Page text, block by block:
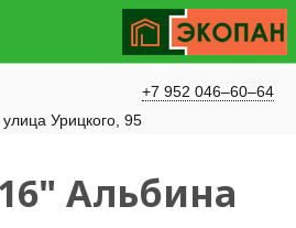
+7 952 046–60–64
улица Урицкого, 95
Альбина